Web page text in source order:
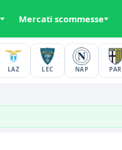
Mercati scommesse
LAZ LEC NAP PAR